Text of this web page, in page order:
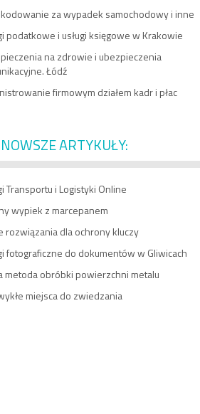
za wypadek samochodowy i inne
podatkowe i usługi księgowe w Krakowie
na zdrowie i ubezpieczenia
Łódź
firmowym działem kadr i płac
ARTYKUŁY:
Transportu i Logistyki Online
wypiek z marcepanem
rozwiązania dla ochrony kluczy
fotograficzne do dokumentów w Gliwicach
metoda obróbki powierzchni metalu
miejsca do zwiedzania